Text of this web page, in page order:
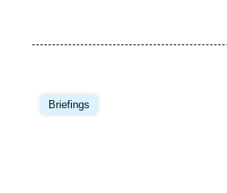
Briefings
Image
principale